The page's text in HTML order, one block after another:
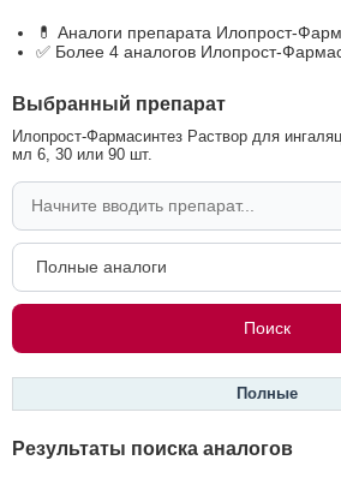
💊 Аналоги препарата Илопрост-
✅ Более 4 аналогов Илопрост-
Выбранный препарат
Илопрост-Фармасинтез Раствор для
мл 6, 30 или 90 шт.
Полные
Результаты поиска аналогов